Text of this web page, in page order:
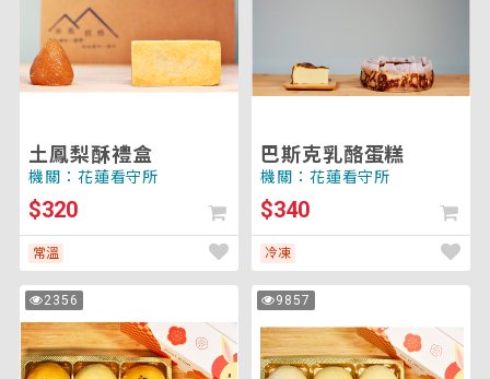
土鳳梨酥禮盒
機關：花蓮看守所
$320
常溫
糕
巴斯克乳酪蛋糕
機關：花蓮看守所
$340
冷凍
2356
次
瀏
覽
綜
合
酥
禮
9857
次
覽
綠/
豆
椪